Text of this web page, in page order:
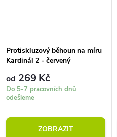
Protiskluzový běhoun na míru
Kardinál 2 - červený
od 269 Kč
Do 5-7 pracovních dnů
odešleme
ZOBRAZIT